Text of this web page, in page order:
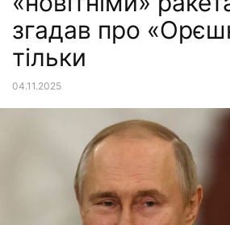
згадав про
тільки
04.11.2025